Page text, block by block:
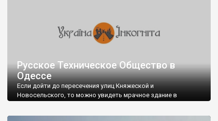
Русское Техническое Общество в
Одессе
Если дойти до пересечения улиц Княжеской и
Новосельского, то можно увидеть мрачное здание в